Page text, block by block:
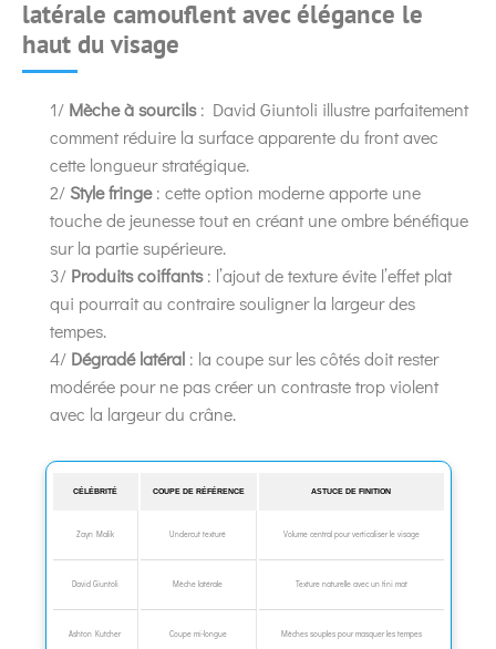
latérale camouflent avec élégance le
haut du visage
1/ Mèche à sourcils: David Giuntoli illustre parfaitement
comment réduire la surface apparente du front avec
cette longueur stratégique.
2/Style fringe: cette option moderne apporte une
touche de jeunesse tout en créant une ombre bénéfique
sur la partie supérieure.
3/ Produits coiffants: l’ajout de texture évite l’effet plat
qui pourrait au contraire souligner la largeur des
tempes.
4/ Dégradé latéral : la coupe sur les côtés doit rester
modérée pour ne pas créer un contraste trop violent
avec la largeur du crâne.
CÉLÉBRITÉ COUPE DE RÉFÉRENCE ASTUCE DE FINITION
Zayn Malik Undercut texturé Volume central pour verticaliser le visage
David Giuntoli Mèche latérale Texture naturelle avec un fini mat
Ashton Kutcher Coupe mi-longue Mèches souples pour masquer les tempes